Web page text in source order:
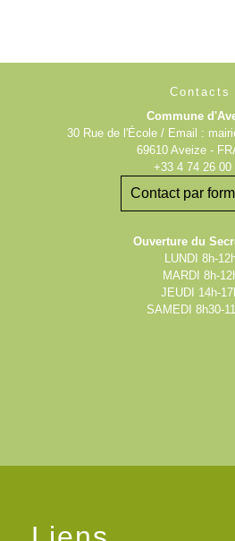
Contacts
Commune
30 Rue de l'École / Email :
69610 Aveize -
+33 4 74 26 00
Contact par
Ouverture du
LUNDI 8h-
MARDI 8h-
JEUDI 14h-
SAMEDI 8h30-